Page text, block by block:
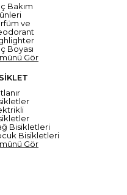
Bakım
ve
Boyası
Gör
Bisikletleri
Bisikletleri
Gör